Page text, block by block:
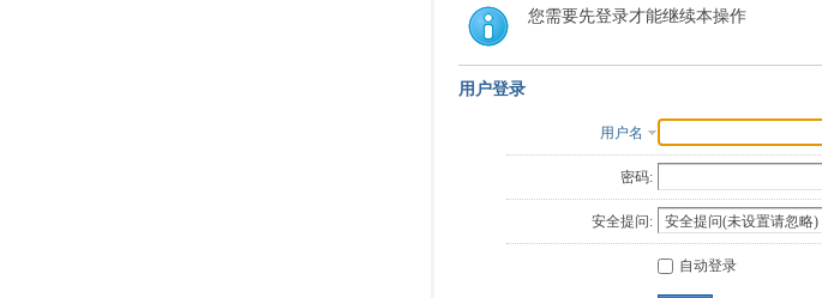
索
您需要先登录才能继续本操作
用户登录
用户名
密码:
安全提问:
自动登录